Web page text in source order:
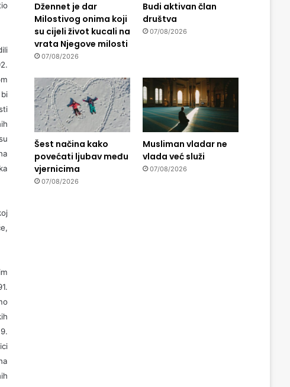
Džennet je dar
Milostivog onima koji
su cijeli život kucali na
vrata Njegove milosti
07/08/2026
Budi aktivan član
društva
07/08/2026
Šest načina kako
povećati ljubav među
vjernicima
07/08/2026
Musliman vladar ne
vlada već služi
07/08/2026